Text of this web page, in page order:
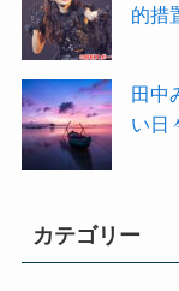
的措
田中
い日
カテゴリー